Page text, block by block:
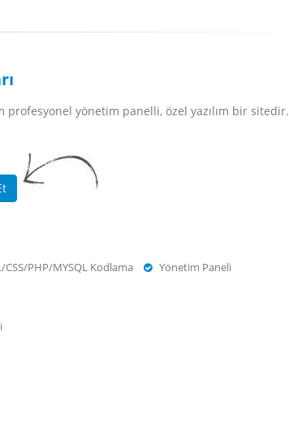
profesyonel yönetim panelli, özel yazılım bir sitedir.
CSS/PHP/MYSQL Kodlama Yönetim Paneli